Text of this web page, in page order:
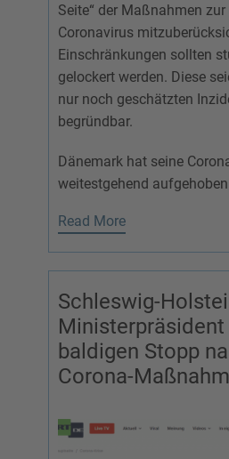
Seite“ der Maßnahmen
Coronavirus
Einschränkungen sollten
gelockert werden. Diese
nur noch geschätzten
begründbar.
Dänemark hat seine
weitestgehend aufgehoben
Read More
Schleswig-
baldigen Stopp
Corona-